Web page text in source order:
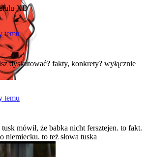
XD
temu
dyskutować? fakty, konkrety? wyłącznie
temu
tusk mówił, że babka nicht fersztejen. to fakt.
niemiecku. to też słowa tuska